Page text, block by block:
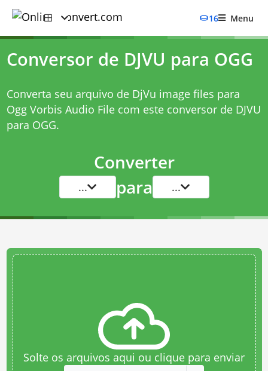
16 Menu
Conversor de DJVU para OGG
Converta seu arquivo de DjVu image files para
Ogg Vorbis Audio File com este conversor de DJVU
para OGG.
Converter
... para ...
Solte os arquivos aqui ou clique para enviar